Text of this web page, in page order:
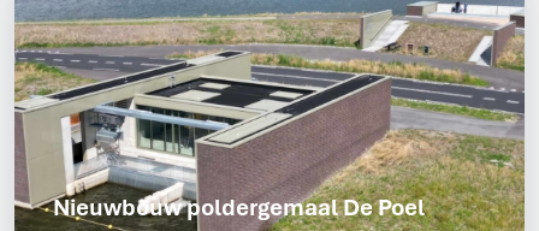
Nieuwbouw poldergemaal De Poel